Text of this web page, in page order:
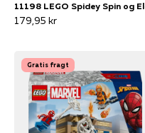
179,95 kr
Gratis fragt